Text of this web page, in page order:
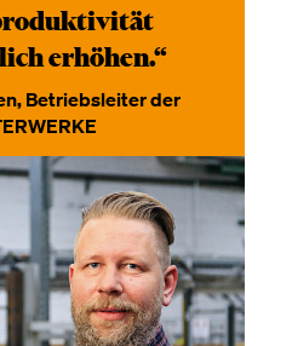
erhöhen.“
Betriebsleiter der